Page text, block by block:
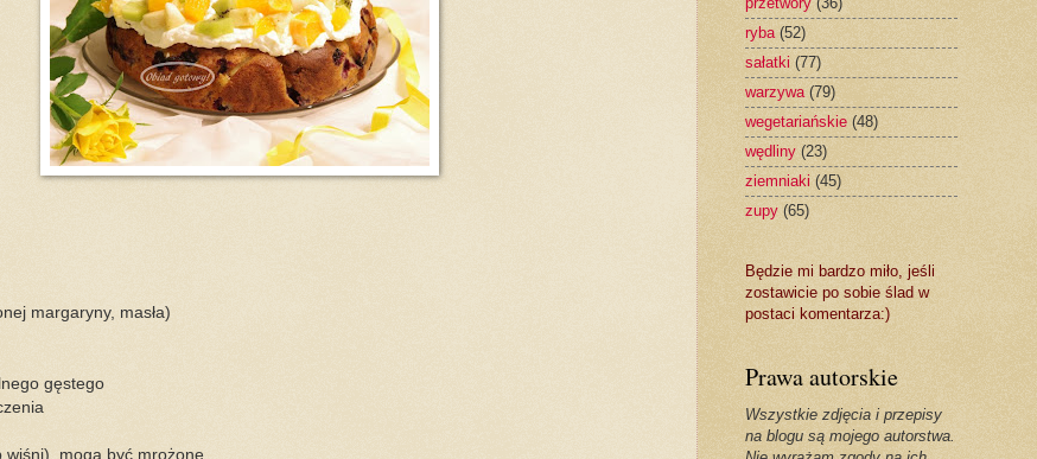
margaryny, masła)
gęstego
wiśni), mogą być mrożone
ryba (52)
sałatki (77)
warzywa (79)
wegetariańskie (48)
wędliny (23)
ziemniaki (45)
zupy (65)
Będzie mi bardzo miło, jeśli
zostawicie po sobie ślad w
postaci komentarza:)
Prawa autorskie
Wszystkie zdjęcia i przepisy
na blogu są mojego autorstwa.